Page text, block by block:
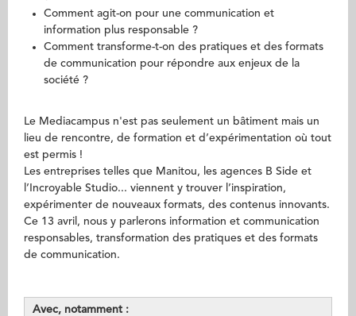
Comment agit-on pour une communication et
information plus responsable ?
Comment transforme-t-on des pratiques et des formats
de communication pour répondre aux enjeux de la
société ?
Le Mediacampus n'est pas seulement un bâtiment mais un
lieu de rencontre, de formation et d’expérimentation où tout
est permis !
Les entreprises telles que Manitou, les agences B Side et
l’Incroyable Studio... viennent y trouver l’inspiration,
expérimenter de nouveaux formats, des contenus innovants.
Ce 13 avril, nous y parlerons information et communication
responsables, transformation des pratiques et des formats
de communication.
Avec, notamment :